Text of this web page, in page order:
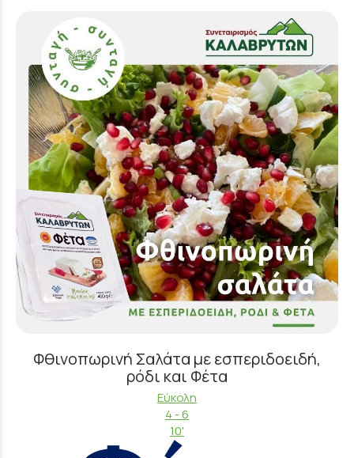
Φθινοπωρινή Σαλάτα με εσπεριδοειδή,
ρόδι και Φέτα
Εύκολη
4 - 6
10'